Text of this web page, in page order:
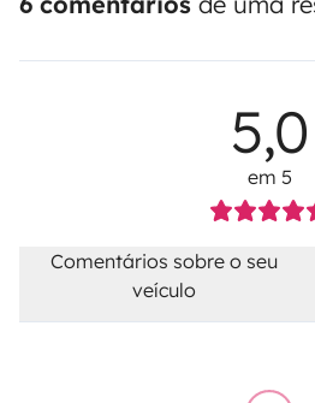
5,0
em 5
Comentários sobre o seu
veículo